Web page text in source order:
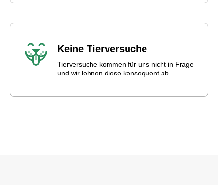
Keine Tierversuche
Tierversuche kommen für uns nicht in Frage
und wir lehnen diese konsequent ab.